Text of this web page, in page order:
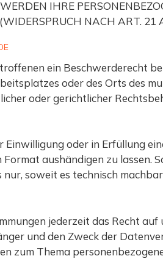
IHRE
NACH ART. 21
ein Beschwerderecht
oder des Orts des
oder gerichtlicher
Einwilligung oder in Erfüllung
aushändigen zu lassen.
soweit es technisch
jederzeit das Recht
und den Zweck der
zum Thema